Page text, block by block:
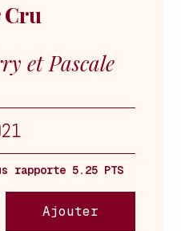
Cru
et Pascale
rapporte 5.25 PTS
Ajouter